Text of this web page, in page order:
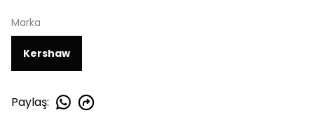
Marka
Kershaw
Paylaş: